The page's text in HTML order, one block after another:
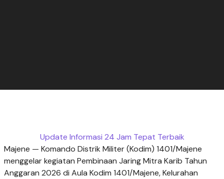
Update Informasi 24 Jam Tepat Terbaik
Majene — Komando Distrik Militer (Kodim) 1401/Majene
menggelar kegiatan Pembinaan Jaring Mitra Karib Tahun
Anggaran 2026 di Aula Kodim 1401/Majene, Kelurahan